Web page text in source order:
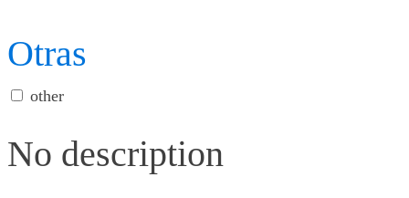
Otras
other
No description